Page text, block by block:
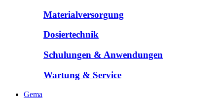
Materialversorgung
Dosiertechnik
Schulungen & Anwendungen
Wartung & Service
Gema